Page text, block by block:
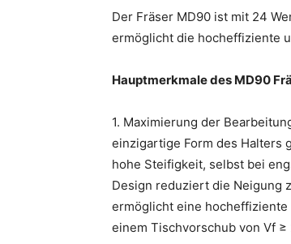
Der Fräser MD90 ist mit 24
ermöglicht die hocheffiziente
Hauptmerkmale des MD90
1. Maximierung der
einzigartige Form des Halters
hohe Steifigkeit, selbst bei
Design reduziert die Neigung
ermöglicht eine
einem Tischvorschub von Vf ≥